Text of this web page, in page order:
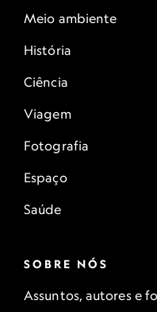
Meio ambiente
História
Ciência
Viagem
Fotografia
Espaço
Saúde
SOBRE NÓS
Assuntos, autores e